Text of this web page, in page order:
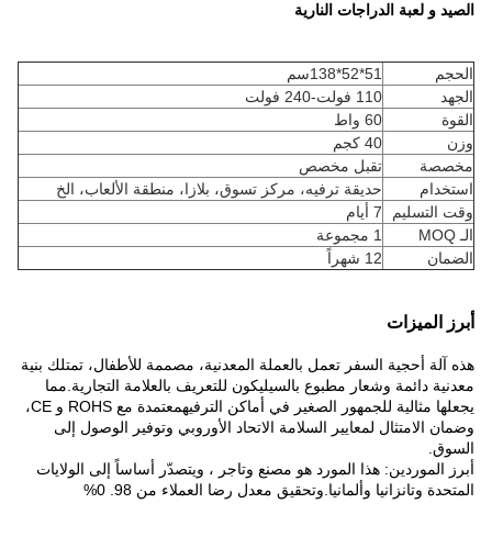
الصيد و لعبة الدراجات النارية
الحجم
51*52*138سم
الجهد
110 فولت-240 فولت
القوة
60 واط
وزن
40 كجم
مخصصة
تقبل مخصص
استخدام
حديقة ترفيه، مركز تسوق، بلازا، منطقة الألعاب، الخ
وقت التسليم
7 أيام
الـ MOQ
1 مجموعة
الضمان
12 شهراً
أبرز الميزات
هذه آلة أحجية السفر تعمل بالعملة المعدنية، مصممة للأطفال، تمتلك بنية
معدنية دائمة وشعار مطبوع بالسيليكون للتعريف بالعلامة التجارية.مما
يجعلها مثالية للجمهور الصغير في أماكن الترفيهمعتمدة مع ROHS و CE،
وضمان الامتثال لمعايير السلامة الاتحاد الأوروبي وتوفير الوصول إلى
السوق.
أبرز الموردين: هذا المورد هو مصنع وتاجر ، ويتصدّر أساساً إلى الولايات
المتحدة وتانزانيا وألمانيا.وتحقيق معدل رضا العملاء من 98. 0%